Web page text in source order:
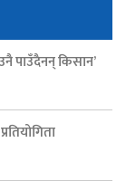
पाउँदैनन् किसान’